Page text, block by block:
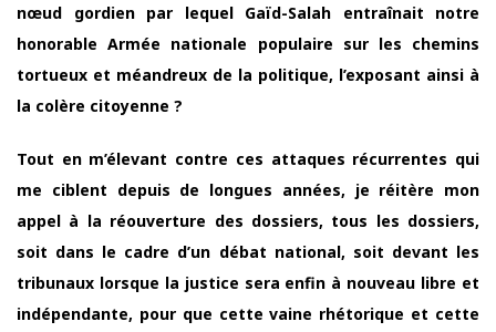
nœud gordien par lequel Gaïd-Salah entraînait notre
honorable Armée nationale populaire sur les chemins
tortueux et méandreux de la politique, l’exposant ainsi à
la colère citoyenne ?
Tout en m’élevant contre ces attaques récurrentes qui
me ciblent depuis de longues années, je réitère mon
appel à la réouverture des dossiers, tous les dossiers,
soit dans le cadre d’un débat national, soit devant les
tribunaux lorsque la justice sera enfin à nouveau libre et
indépendante, pour que cette vaine rhétorique et cette